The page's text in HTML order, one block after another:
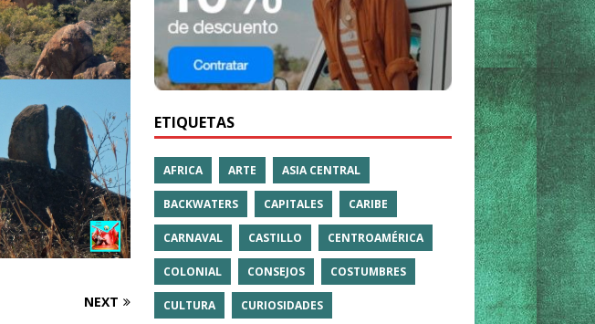
NEXT
ETIQUETAS
AFRICA ARTE ASIA CENTRAL
BACKWATERS CAPITALES CARIBE
CARNAVAL CASTILLO CENTROAMÉRICA
COLONIAL CONSEJOS COSTUMBRES
CULTURA CURIOSIDADES